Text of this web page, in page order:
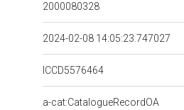
2000080328
2024-02-08 14:05:23.747027
ICCD5576464
a-cat:CatalogueRecordOA